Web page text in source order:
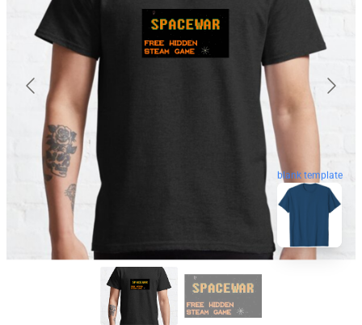
blank template